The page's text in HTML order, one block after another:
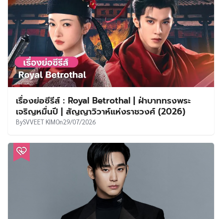
เรื่องย่อซีรีส์ : Royal Betrothal | ฝ่าบาททรงพระ
เจริญหมื่นปี | สัญญาวิวาห์แห่งราชวงศ์ (2026)
BySVVEET KIMOn29/07/2026